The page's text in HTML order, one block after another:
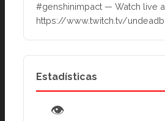
#genshinimpact — Watch live
https://www.twitch.tv/
Estadísticas
👁